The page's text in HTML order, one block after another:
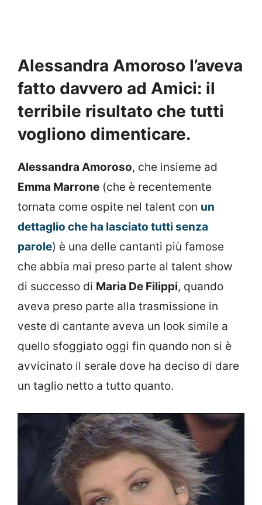
Alessandra Amoroso l’aveva
fatto davvero ad Amici: il
terribile risultato che tutti
vogliono dimenticare.
Alessandra Amoroso, che insieme ad
Emma Marrone (che è recentemente
tornata come ospite nel talent con un
dettaglio che ha lasciato tutti senza
parole) è una delle cantanti più famose
che abbia mai preso parte al talent show
di successo di Maria De Filippi, quando
aveva preso parte alla trasmissione in
veste di cantante aveva un look simile a
quello sfoggiato oggi fin quando non si è
avvicinato il serale dove ha deciso di dare
un taglio netto a tutto quanto.